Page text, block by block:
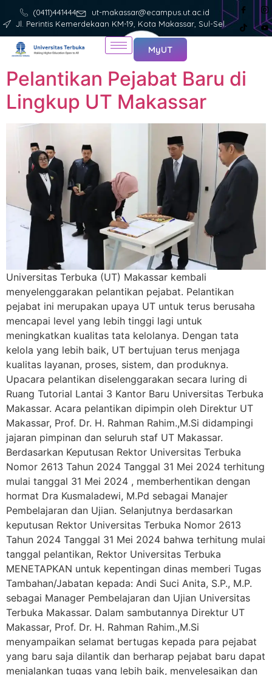
(0411)441444
ut-makassar@ecampus.ut.ac.id
Jl. Perintis Kemerdekaan KM-19, Kota Makassar, Sul-Sel.
MyUT
Pelantikan Pejabat Baru di
Lingkup UT Makassar
Universitas Terbuka (UT) Makassar kembali
menyelenggarakan pelantikan pejabat. Pelantikan
pejabat ini merupakan upaya UT untuk terus berusaha
mencapai level yang lebih tinggi lagi untuk
meningkatkan kualitas tata kelolanya. Dengan tata
kelola yang lebih baik, UT bertujuan terus menjaga
kualitas layanan, proses, sistem, dan produknya.
Upacara pelantikan diselenggarakan secara luring di
Ruang Tutorial Lantai 3 Kantor Baru Universitas Terbuka
Makassar. Acara pelantikan dipimpin oleh Direktur UT
Makassar, Prof. Dr. H. Rahman Rahim.,M.Si didampingi
jajaran pimpinan dan seluruh staf UT Makassar.
Berdasarkan Keputusan Rektor Universitas Terbuka
Nomor 2613 Tahun 2024 Tanggal 31 Mei 2024 terhitung
mulai tanggal 31 Mei 2024 , memberhentikan dengan
hormat Dra Kusmaladewi, M.Pd sebagai Manajer
Pembelajaran dan Ujian. Selanjutnya berdasarkan
keputusan Rektor Universitas Terbuka Nomor 2613
Tahun 2024 Tanggal 31 Mei 2024 bahwa terhitung mulai
tanggal pelantikan, Rektor Universitas Terbuka
MENETAPKAN untuk kepentingan dinas memberi Tugas
Tambahan/Jabatan kepada: Andi Suci Anita, S.P., M.P.
sebagai Manager Pembelajaran dan Ujian Universitas
Terbuka Makassar. Dalam sambutannya Direktur UT
Makassar, Prof. Dr. H. Rahman Rahim.,M.Si
menyampaikan selamat bertugas kepada para pejabat
yang baru saja dilantik dan berharap pejabat baru dapat
menjalankan tugas yang lebih baik, menyelesaikan dan